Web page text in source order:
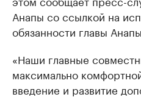
Анапы со ссылкой на
обязанности главы
«Наши главные
максимально
введение и развитие